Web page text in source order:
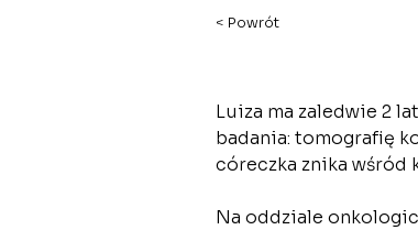
< Powrót
Luiza ma zaledwie 2
badania: tomografię
córeczka znika wśród
Na oddziale